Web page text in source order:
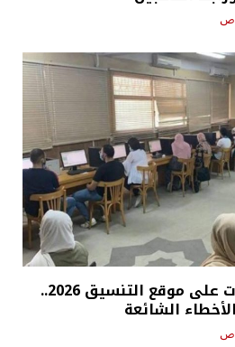
خطوات تسجيل الرغبات على موقع التنسيق 2026..
الشائعة